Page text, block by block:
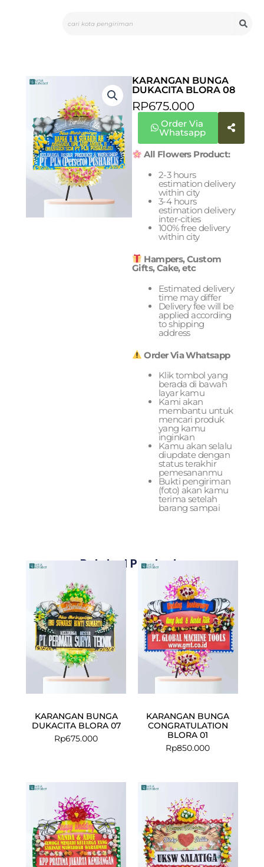
KARANGAN BUNGA
DUKACITA BLORA 08
RP675.000
Order Via
Whatsapp
All Flowers Product:
2-3 hours
estimation delivery
within city
3-4 hours
estimation delivery
inter-cities
100% free delivery
within city
Hampers, Custom
Gifts, Cake, etc
Estimated delivery
time may differ
Delivery fee will be
applied according
to shipping
address
Order Via Whatsapp
Klik tombol yang
berada di bawah
layar kamu
Kami akan
membantu untuk
mencari produk
yang kamu
inginkan
Kamu akan selalu
diupdate dengan
status terakhir
pemesananmu
Bukti pengiriman
(foto) akan kamu
terima setelah
barang sampai
Related Products
KARANGAN BUNGA
DUKACITA BLORA 07
Rp675.000
KARANGAN BUNGA
CONGRATULATION
BLORA 01
Rp850.000
was:
Rp1.150.000.
Rp999.000.